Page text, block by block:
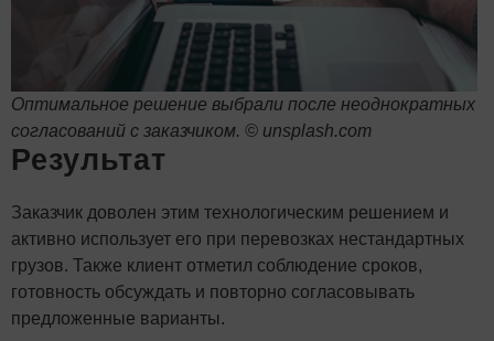
Оптимальное решение выбрали после неоднократных
согласований с заказчиком. © unsplash.com
Результат
Заказчик доволен этим технологическим решением и
активно использует его при перевозках нестандартных
грузов. Также клиент отметил соблюдение сроков,
готовность обсуждать и повторно согласовывать
предложенные варианты.